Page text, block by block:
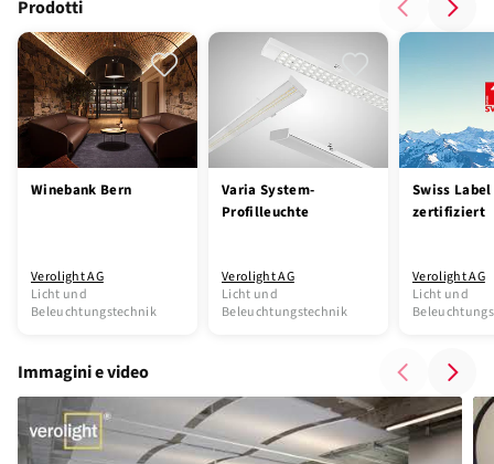
Winebank Bern
Verolight AG
Licht und
Beleuchtungstechnik
Varia System-
Profilleuchte
Verolight AG
Licht und
Beleuchtungstechnik
Swiss Label
zertifiziert
Verolight AG
Licht und
Prodotti
Immagini e video